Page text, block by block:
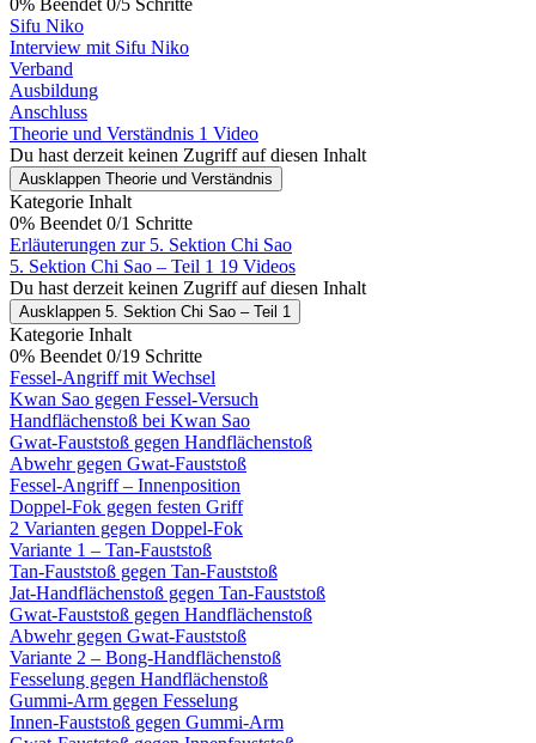
0% Beendet 0/5 Schritte
Sifu Niko
Interview mit Sifu Niko
Verband
Ausbildung
Anschluss
Theorie und Verständnis 1 Video
Du hast derzeit keinen Zugriff auf diesen Inhalt
Ausklappen Theorie und Verständnis
Kategorie Inhalt
0% Beendet 0/1 Schritte
Erläuterungen zur 5. Sektion Chi Sao
5. Sektion Chi Sao – Teil 1 19 Videos
Du hast derzeit keinen Zugriff auf diesen Inhalt
Ausklappen 5. Sektion Chi Sao – Teil 1
Kategorie Inhalt
0% Beendet 0/19 Schritte
Fessel-Angriff mit Wechsel
Kwan Sao gegen Fessel-Versuch
Handflächenstoß bei Kwan Sao
Gwat-Fauststoß gegen Handflächenstoß
Abwehr gegen Gwat-Fauststoß
Fessel-Angriff – Innenposition
Doppel-Fok gegen festen Griff
2 Varianten gegen Doppel-Fok
Variante 1 – Tan-Fauststoß
Tan-Fauststoß gegen Tan-Fauststoß
Jat-Handflächenstoß gegen Tan-Fauststoß
Gwat-Fauststoß gegen Handflächenstoß
Abwehr gegen Gwat-Fauststoß
Variante 2 – Bong-Handflächenstoß
Fesselung gegen Handflächenstoß
Gummi-Arm gegen Fesselung
Innen-Fauststoß gegen Gummi-Arm